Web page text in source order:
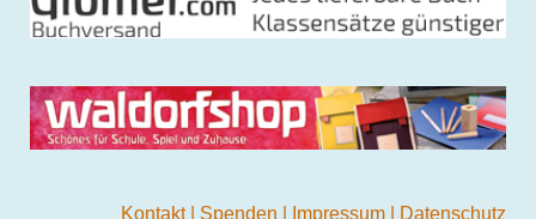
Kontakt Spenden Impressum Datenschutz